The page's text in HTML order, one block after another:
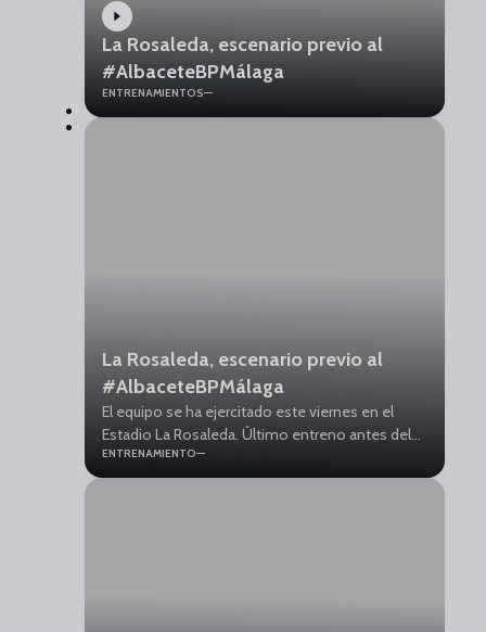
La Rosaleda, escenario previo al
#AlbaceteBPMálaga
ENTRENAMIENTOS
La Rosaleda, escenario previo al
#AlbaceteBPMálaga
El equipo se ha ejercitado este viernes en el
Estadio La Rosaleda. Último entreno antes del
encuentro de mañana en el Carlos Belmonte
frente al Albacete Balompié.
ENTRENAMIENTO